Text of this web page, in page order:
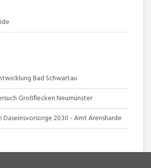
Bad Schwartau
Großflecken Neumünster
Daseinsvorsorge 2030 - Amt Arensharde